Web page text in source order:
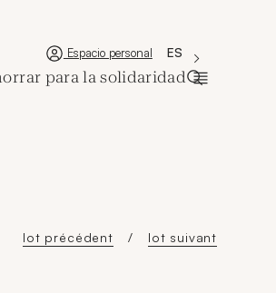
Nueva ventana
Espacio personal 'Choisir une
La langue
ES
para la solidaridad
lot précédent lot suivant